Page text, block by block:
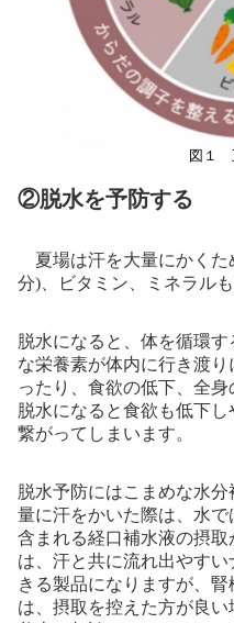
図１
②脱水を予防する
夏場は汗を大量にかくた
分)、ビタミン、ミネラル
脱水になると、体を循環
な栄養素が体内に行き渡
ったり、食欲の低下、全身
脱水になると食欲も低下
繋がってしまいます。
脱水予防にはこまめな水
量に汗をかいた際は、水
含まれる経口補水液の摂
は、汗と共に流れ出やす
きる製品になりますが、
は、摂取を控えた方が良